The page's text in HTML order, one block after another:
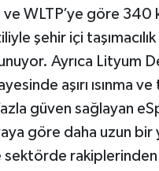
ve WLTP’ye göre 340
şehir içi
Ayrıca Lityum
aşırı ısınma
güven sağlayan
göre daha uzun bir
rakiplerinden